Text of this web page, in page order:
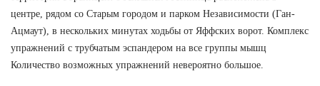
центре, рядом со Старым городом и парком Независимости (Ган-
Ацмаут), в нескольких минутах ходьбы от Яффских ворот. Комплекс
упражнений с трубчатым эспандером на все группы мышц
Количество возможных упражнений невероятно большое.